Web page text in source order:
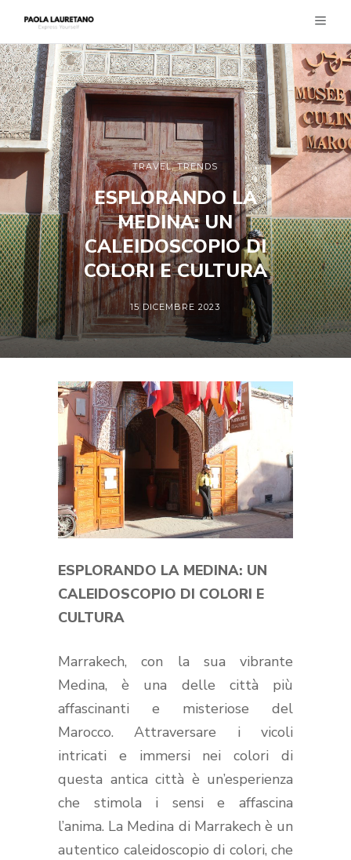
TRAVEL,TRENDS
ESPLORANDO LA
MEDINA: UN
CALEIDOSCOPIO DI
COLORI E CULTURA
15 DICEMBRE 2023
ESPLORANDO LA MEDINA: UN
CALEIDOSCOPIO DI COLORI E
CULTURA
Marrakech, con la sua vibrante
Medina, è una delle città più
affascinanti e misteriose del
Marocco. Attraversare i vicoli
intricati e immersi nei colori di
questa antica città è un’esperienza
che stimola i sensi e affascina
l’anima. La Medina di Marrakech è un
autentico caleidoscopio di colori, che